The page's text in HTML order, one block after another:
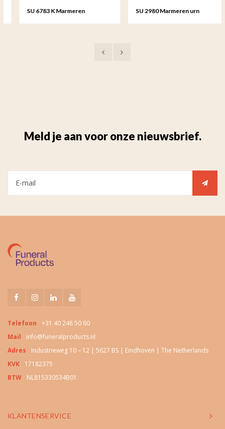
SU 6783 K Marmeren
SU 2980 Marmeren urn
Meld je aan voor onze nieuwsbrief.
Telefoon
+31 40 248 50 60
Mail
info@funeralproducts.nl
Adres
Industrieweg 10 – 12 | 5627 BS | Eindhoven | The Netherlands
KVK
17182375
BTW
NL815330534B01
KLANTENSERVICE